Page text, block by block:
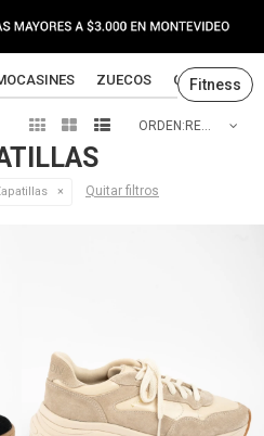
ZUECOS Fitness
   RECOMENDADOS
Quitar filtros